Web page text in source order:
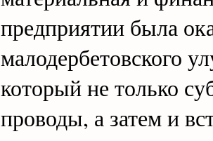
предприятии была
малодербетовского
который не только
проводы, а затем и